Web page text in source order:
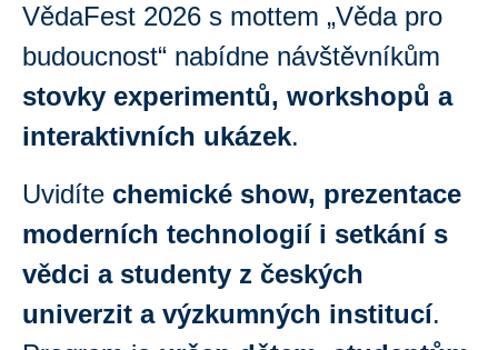
VědaFest 2026 s mottem „Věda pro
budoucnost“ nabídne návštěvníkům
stovky experimentů, workshopů a
interaktivních ukázek.
Uvidíte chemické show, prezentace
moderních technologií i setkání s
vědci a studenty z českých
univerzit a výzkumných institucí.